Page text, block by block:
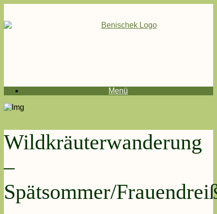
Menü
Wildkräuterwanderung
–
Spätsommer/